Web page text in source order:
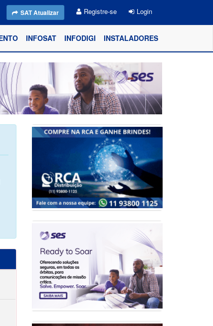
SAT Atualizar Registre-se Login
INFOSAT INFODIGI INSTALADORES